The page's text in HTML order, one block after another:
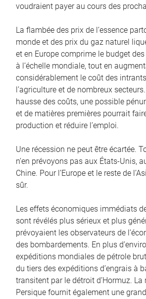
voudraient payer au cours des
La flambée des prix de l’essence
monde et des prix du gaz naturel
et en Europe comprime le budget
à l’échelle mondiale, tout en
considérablement le coût des
l’agriculture et de nombreux
hausse des coûts, une possible
et de matières premières pourrait
production et réduire l’emploi.
Une récession ne peut être écartée.
n’en prévoyons pas aux États‑Unis,
Chine. Pour l’Europe et le reste de
sûr.
Les effets économiques immédiats
sont révélés plus sérieux et plus
prévoyaient les observateurs de
des bombardements. En plus
expéditions mondiales de pétrole
du tiers des expéditions d’engrais à
transitent par le détroit d’Hormuz. La
Persique fournit également une